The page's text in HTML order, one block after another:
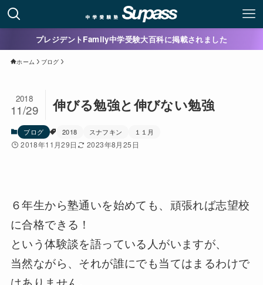
プレジデントFamily中学受験大百科に掲載されました
ホーム ブログ
伸びる勉強と伸びない勉強
2018
11/29
ブログ 2018 スナフキン １１月
2018年11月29日 2023年8月25日
６年生から塾通いを始めても、頑張れば志望校
に合格できる！
という体験談を語っている人がいますが、
当然ながら、それが誰にでも当てはまるわけで
はありません。